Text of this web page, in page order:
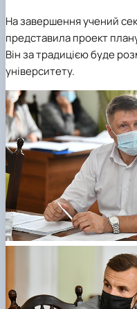
На завершення учений
представила проект
Він за традицією буде
університету.